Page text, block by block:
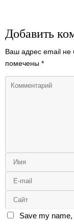
Добавить
Ваш адрес email не
помечены *
Save my